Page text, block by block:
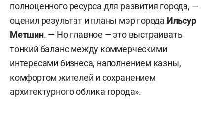
полноценного ресурса для развития города, —
оценил результат и планы мэр города Ильсур
Метшин. — Но главное — это выстраивать
тонкий баланс между коммерческими
интересами бизнеса, наполнением казны,
комфортом жителей и сохранением
архитектурного облика города».